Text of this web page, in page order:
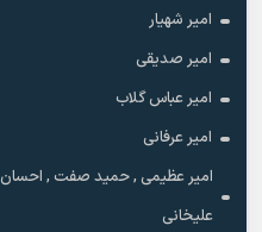
امیر شهیار
امیر صدیقی
امیر عباس گلاب
امیر عرفانی
امیر عظیمی , حمید صفت , احسان
علیخانی